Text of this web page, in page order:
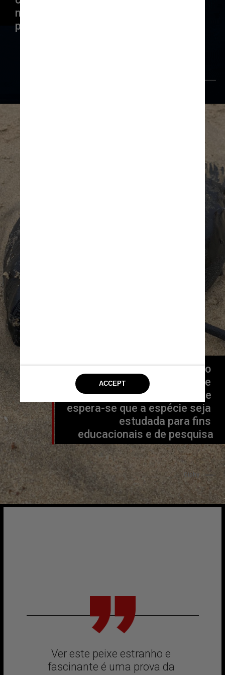
na escuridão de águas
profundas de até 900 metros
Giphy
O corpo do peixe está no
Departamento de Pesca e
Vida Selvagem da Califórnia e
espera-se que a espécie seja
estudada para fins
educacionais e de pesquisa
Ver este peixe estranho e
fascinante é uma prova da